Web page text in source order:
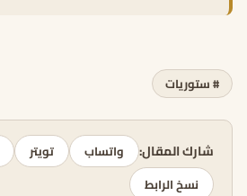
# ستوريات
شارك المقال: واتساب تويتر
نسخ الرابط